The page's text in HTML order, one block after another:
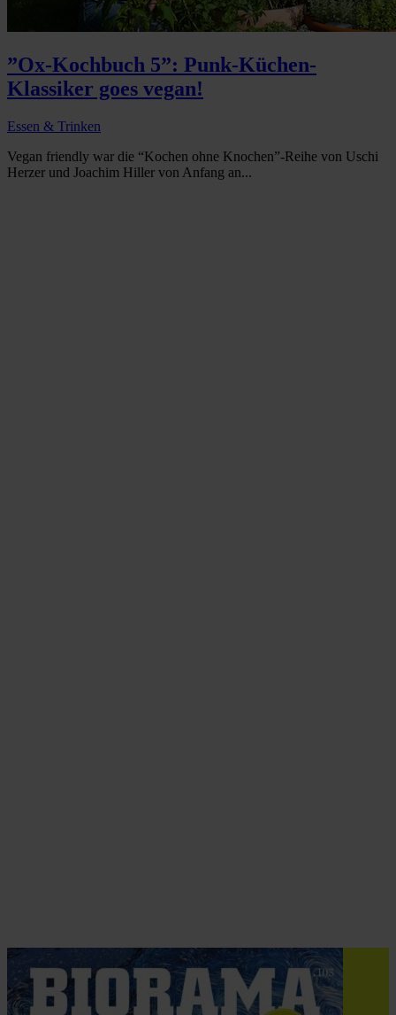
”Ox-Kochbuch 5”: Punk-Küchen-
Klassiker goes vegan!
Essen & Trinken
Vegan friendly war die “Kochen ohne Knochen”-Reihe von Uschi
Herzer und Joachim Hiller von Anfang an...